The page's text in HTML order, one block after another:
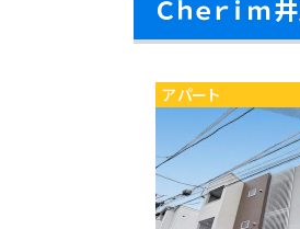
Ｃｈｅｒｉ
アパート